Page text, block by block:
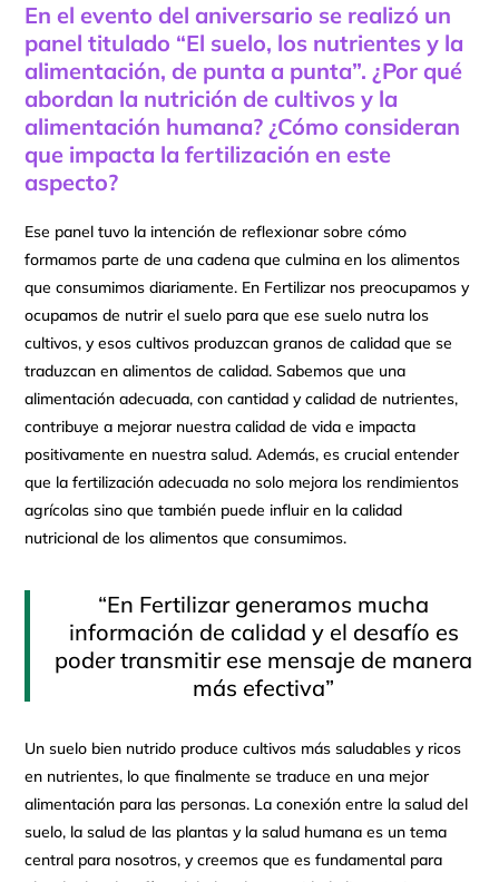
En el evento del aniversario se realizó un
panel titulado “El suelo, los nutrientes y la
alimentación, de punta a punta”. ¿Por qué
abordan la nutrición de cultivos y la
alimentación humana? ¿Cómo consideran
que impacta la fertilización en este
aspecto?
Ese panel tuvo la intención de reflexionar sobre cómo
formamos parte de una cadena que culmina en los alimentos
que consumimos diariamente. En Fertilizar nos preocupamos y
ocupamos de nutrir el suelo para que ese suelo nutra los
cultivos, y esos cultivos produzcan granos de calidad que se
traduzcan en alimentos de calidad. Sabemos que una
alimentación adecuada, con cantidad y calidad de nutrientes,
contribuye a mejorar nuestra calidad de vida e impacta
positivamente en nuestra salud. Además, es crucial entender
que la fertilización adecuada no solo mejora los rendimientos
agrícolas sino que también puede influir en la calidad
nutricional de los alimentos que consumimos.
“En Fertilizar generamos mucha
información de calidad y el desafío es
poder transmitir ese mensaje de manera
más efectiva”
Un suelo bien nutrido produce cultivos más saludables y ricos
en nutrientes, lo que finalmente se traduce en una mejor
alimentación para las personas. La conexión entre la salud del
suelo, la salud de las plantas y la salud humana es un tema
central para nosotros, y creemos que es fundamental para